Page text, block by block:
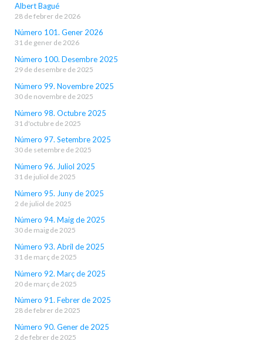
Albert Bagué
28 de febrer de 2026
Número 101. Gener 2026
31 de gener de 2026
Número 100. Desembre 2025
29 de desembre de 2025
Número 99. Novembre 2025
30 de novembre de 2025
Número 98. Octubre 2025
31 d'octubre de 2025
Número 97. Setembre 2025
30 de setembre de 2025
Número 96. Juliol 2025
31 de juliol de 2025
Número 95. Juny de 2025
2 de juliol de 2025
Número 94. Maig de 2025
30 de maig de 2025
Número 93. Abril de 2025
31 de març de 2025
Número 92. Març de 2025
20 de març de 2025
Número 91. Febrer de 2025
28 de febrer de 2025
Número 90. Gener de 2025
2 de febrer de 2025